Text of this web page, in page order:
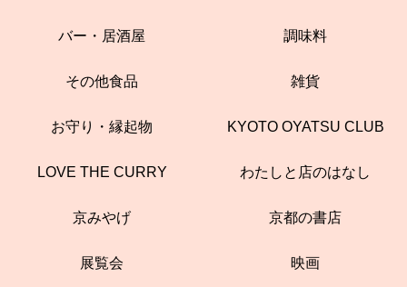
バー・居酒屋 調味料
その他食品 雑貨
お守り・縁起物 KYOTO OYATSU CLUB
LOVE THE CURRY わたしと店のはなし
京みやげ 京都の書店
展覧会 映画